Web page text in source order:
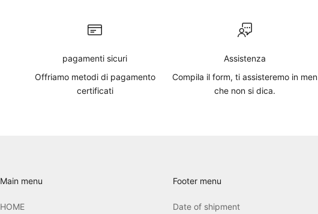
pagamenti sicuri
Offriamo metodi di pagamento
certificati
Assistenza
Compila il form, ti assisteremo in men
che non si dica.
Main menu
HOME
Footer menu
Date of shipment